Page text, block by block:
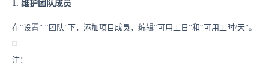
1. 维护团队成员
在“设置”-“团队”下，添加项目成员，编辑“可用工日”和“可用工时/天”。
注：